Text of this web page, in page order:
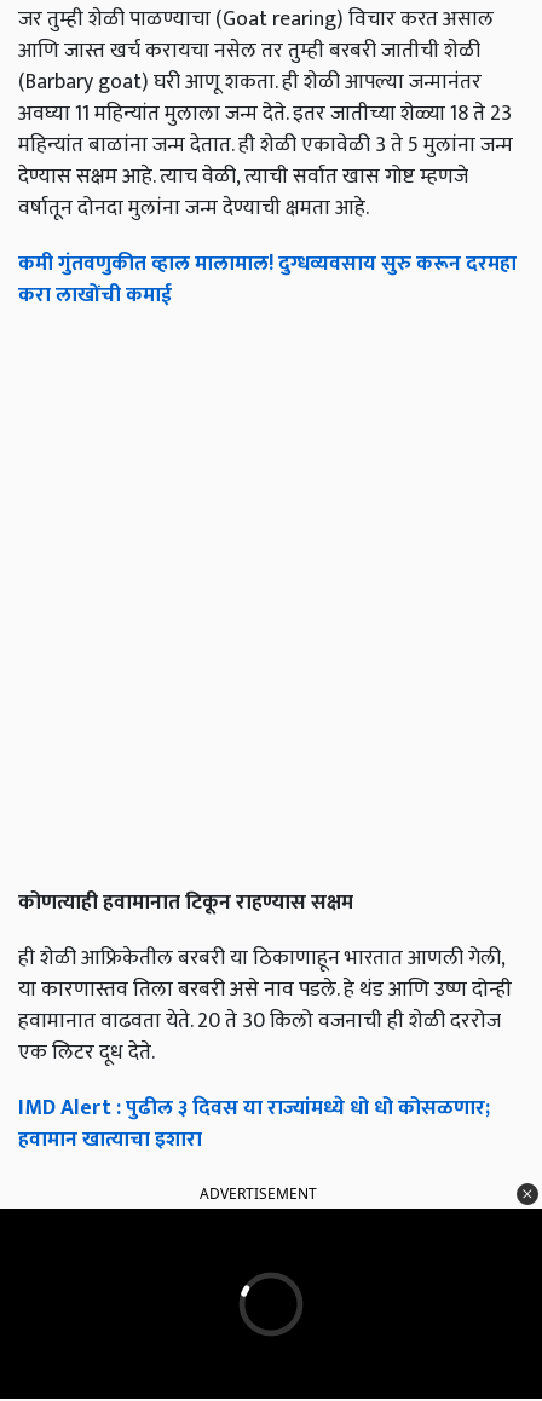
जर तुम्ही शेळी पाळण्याचा (Goat rearing) विचार करत असाल
आणि जास्त खर्च करायचा नसेल तर तुम्ही बरबरी जातीची शेळी
(Barbary goat) घरी आणू शकता. ही शेळी आपल्या जन्मानंतर
अवघ्या 11 महिन्यांत मुलाला जन्म देते. इतर जातीच्या शेळ्या 18 ते 23
महिन्यांत बाळांना जन्म देतात. ही शेळी एकावेळी 3 ते 5 मुलांना जन्म
देण्यास सक्षम आहे. त्याच वेळी, त्याची सर्वात खास गोष्ट म्हणजे
वर्षातून दोनदा मुलांना जन्म देण्याची क्षमता आहे.
कमी गुंतवणुकीत व्हाल मालामाल! दुग्धव्यवसाय सुरु करून दरमहा
करा लाखोंची कमाई
कोणत्याही हवामानात टिकून राहण्यास सक्षम
ही शेळी आफ्रिकेतील बरबरी या ठिकाणाहून भारतात आणली गेली,
या कारणास्तव तिला बरबरी असे नाव पडले. हे थंड आणि उष्ण दोन्ही
हवामानात वाढवता येते. 20 ते 30 किलो वजनाची ही शेळी दररोज
एक लिटर दूध देते.
IMD Alert : पुढील ३ दिवस या राज्यांमध्ये धो धो कोसळणार;
हवामान खात्याचा इशारा
ADVERTISEMENT